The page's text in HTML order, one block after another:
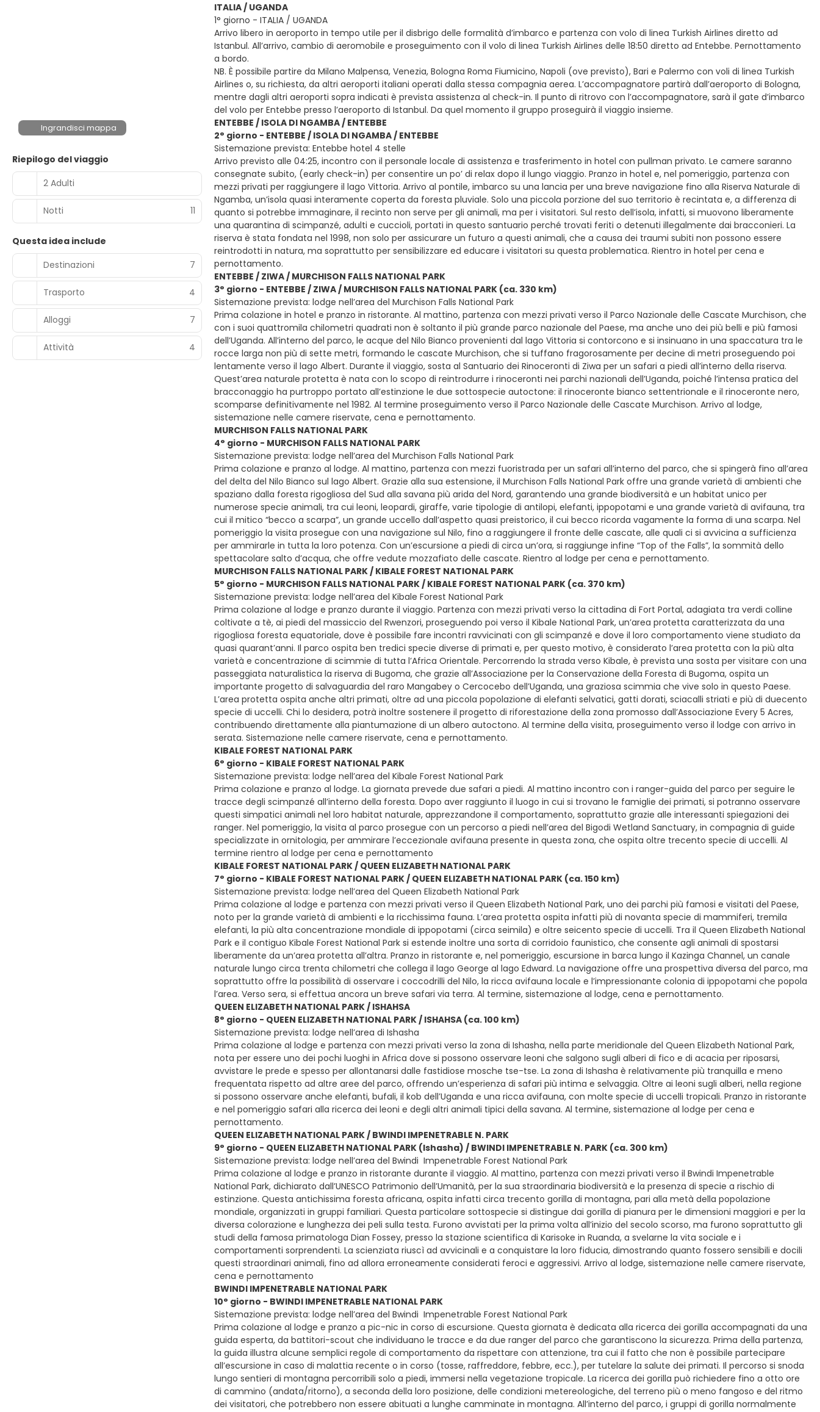
Ingrandisci mappa
Riepilogo del viaggio
2 Adulti
Notti 11
Questa idea include
Destinazioni
7
Trasporto 4
Alloggi 7
Attività 4
ITALIA / UGANDA
1° giorno - ITALIA / UGANDA
Arrivo libero in aeroporto in tempo utile per il disbrigo delle formalità d’imbarco e partenza con volo di linea Turkish Airlines diretto ad
Istanbul. All’arrivo, cambio di aeromobile e proseguimento con il volo di linea Turkish Airlines delle 18:50 diretto ad Entebbe. Pernottamento
a bordo.
NB. È possibile partire da Milano Malpensa, Venezia, Bologna Roma Fiumicino, Napoli (ove previsto), Bari e Palermo con voli di linea Turkish
Airlines o, su richiesta, da altri aeroporti italiani operati dalla stessa compagnia aerea. L’accompagnatore partirà dall’aeroporto di Bologna,
mentre dagli altri aeroporti sopra indicati è prevista assistenza al check-in. Il punto di ritrovo con l’accompagnatore, sarà il gate d’imbarco
del volo per Entebbe presso l’aeroporto di Istanbul. Da quel momento il gruppo proseguirà il viaggio insieme.
ENTEBBE / ISOLA DI NGAMBA / ENTEBBE
2° giorno - ENTEBBE / ISOLA DI NGAMBA / ENTEBBE
Sistemazione prevista: Entebbe hotel 4 stelle
Arrivo previsto alle 04:25, incontro con il personale locale di assistenza e trasferimento in hotel con pullman privato. Le camere saranno
consegnate subito, (early check-in) per consentire un po’ di relax dopo il lungo viaggio. Pranzo in hotel e, nel pomeriggio, partenza con
mezzi privati per raggiungere il lago Vittoria. Arrivo al pontile, imbarco su una lancia per una breve navigazione fino alla Riserva Naturale di
Ngamba, un’isola quasi interamente coperta da foresta pluviale. Solo una piccola porzione del suo territorio è recintata e, a differenza di
quanto si potrebbe immaginare, il recinto non serve per gli animali, ma per i visitatori. Sul resto dell’isola, infatti, si muovono liberamente
una quarantina di scimpanzé, adulti e cuccioli, portati in questo santuario perché trovati feriti o detenuti illegalmente dai bracconieri. La
riserva è stata fondata nel 1998, non solo per assicurare un futuro a questi animali, che a causa dei traumi subiti non possono essere
reintrodotti in natura, ma soprattutto per sensibilizzare ed educare i visitatori su questa problematica. Rientro in hotel per cena e
pernottamento.
ENTEBBE / ZIWA / MURCHISON FALLS NATIONAL PARK
3° giorno - ENTEBBE / ZIWA / MURCHISON FALLS NATIONAL PARK (ca. 330 km)
Sistemazione prevista: lodge nell’area del Murchison Falls National Park
Prima colazione in hotel e pranzo in ristorante. Al mattino, partenza con mezzi privati verso il Parco Nazionale delle Cascate Murchison, che
con i suoi quattromila chilometri quadrati non è soltanto il più grande parco nazionale del Paese, ma anche uno dei più belli e più famosi
dell’Uganda. All’interno del parco, le acque del Nilo Bianco provenienti dal lago Vittoria si contorcono e si insinuano in una spaccatura tra le
rocce larga non più di sette metri, formando le cascate Murchison, che si tuffano fragorosamente per decine di metri proseguendo poi
lentamente verso il lago Albert. Durante il viaggio, sosta al Santuario dei Rinoceronti di Ziwa per un safari a piedi all’interno della riserva.
Quest’area naturale protetta è nata con lo scopo di reintrodurre i rinoceronti nei parchi nazionali dell’Uganda, poiché l’intensa pratica del
bracconaggio ha purtroppo portato all’estinzione le due sottospecie autoctone: il rinoceronte bianco settentrionale e il rinoceronte nero,
scomparse definitivamente nel 1982. Al termine proseguimento verso il Parco Nazionale delle Cascate Murchison. Arrivo al lodge,
sistemazione nelle camere riservate, cena e pernottamento.
MURCHISON FALLS NATIONAL PARK
4° giorno - MURCHISON FALLS NATIONAL PARK
Sistemazione prevista: lodge nell’area del Murchison Falls National Park
Prima colazione e pranzo al lodge. Al mattino, partenza con mezzi fuoristrada per un safari all’interno del parco, che si spingerà fino all’area
del delta del Nilo Bianco sul lago Albert. Grazie alla sua estensione, il Murchison Falls National Park offre una grande varietà di ambienti che
spaziano dalla foresta rigogliosa del Sud alla savana più arida del Nord, garantendo una grande biodiversità e un habitat unico per
numerose specie animali, tra cui leoni, leopardi, giraffe, varie tipologie di antilopi, elefanti, ippopotami e una grande varietà di avifauna, tra
cui il mitico “becco a scarpa”, un grande uccello dall’aspetto quasi preistorico, il cui becco ricorda vagamente la forma di una scarpa. Nel
pomeriggio la visita prosegue con una navigazione sul Nilo, fino a raggiungere il fronte delle cascate, alle quali ci si avvicina a sufficienza
per ammirarle in tutta la loro potenza. Con un’escursione a piedi di circa un’ora, si raggiunge infine “Top of the Falls”, la sommità dello
spettacolare salto d’acqua, che offre vedute mozzafiato delle cascate. Rientro al lodge per cena e pernottamento.
MURCHISON FALLS NATIONAL PARK / KIBALE FOREST NATIONAL PARK
5° giorno - MURCHISON FALLS NATIONAL PARK / KIBALE FOREST NATIONAL PARK (ca. 370 km)
Sistemazione prevista: lodge nell’area del Kibale Forest National Park
Prima colazione al lodge e pranzo durante il viaggio. Partenza con mezzi privati verso la cittadina di Fort Portal, adagiata tra verdi colline
coltivate a tè, ai piedi del massiccio del Rwenzori, proseguendo poi verso il Kibale National Park, un’area protetta caratterizzata da una
rigogliosa foresta equatoriale, dove è possibile fare incontri ravvicinati con gli scimpanzé e dove il loro comportamento viene studiato da
quasi quarant’anni. Il parco ospita ben tredici specie diverse di primati e, per questo motivo, è considerato l’area protetta con la più alta
varietà e concentrazione di scimmie di tutta l’Africa Orientale. Percorrendo la strada verso Kibale, è prevista una sosta per visitare con una
passeggiata naturalistica la riserva di Bugoma, che grazie all’Associazione per la Conservazione della Foresta di Bugoma, ospita un
importante progetto di salvaguardia del raro Mangabey o Cercocebo dell’Uganda, una graziosa scimmia che vive solo in questo Paese.
L’area protetta ospita anche altri primati, oltre ad una piccola popolazione di elefanti selvatici, gatti dorati, sciacalli striati e più di duecento
specie di uccelli. Chi lo desidera, potrà inoltre sostenere il progetto di riforestazione della zona promosso dall’Associazione Every 5 Acres,
contribuendo direttamente alla piantumazione di un albero autoctono. Al termine della visita, proseguimento verso il lodge con arrivo in
serata. Sistemazione nelle camere riservate, cena e pernottamento.
KIBALE FOREST NATIONAL PARK
6° giorno - KIBALE FOREST NATIONAL PARK
Sistemazione prevista: lodge nell’area del Kibale Forest National Park
Prima colazione e pranzo al lodge. La giornata prevede due safari a piedi. Al mattino incontro con i ranger-guida del parco per seguire le
tracce degli scimpanzé all’interno della foresta. Dopo aver raggiunto il luogo in cui si trovano le famiglie dei primati, si potranno osservare
questi simpatici animali nel loro habitat naturale, apprezzandone il comportamento, soprattutto grazie alle interessanti spiegazioni dei
ranger. Nel pomeriggio, la visita al parco prosegue con un percorso a piedi nell’area del Bigodi Wetland Sanctuary, in compagnia di guide
specializzate in ornitologia, per ammirare l’eccezionale avifauna presente in questa zona, che ospita oltre trecento specie di uccelli. Al
termine rientro al lodge per cena e pernottamento
KIBALE FOREST NATIONAL PARK / QUEEN ELIZABETH NATIONAL PARK
7° giorno - KIBALE FOREST NATIONAL PARK / QUEEN ELIZABETH NATIONAL PARK (ca. 150 km)
Sistemazione prevista: lodge nell’area del Queen Elizabeth National Park
Prima colazione al lodge e partenza con mezzi privati verso il Queen Elizabeth National Park, uno dei parchi più famosi e visitati del Paese,
noto per la grande varietà di ambienti e la ricchissima fauna. L’area protetta ospita infatti più di novanta specie di mammiferi, tremila
elefanti, la più alta concentrazione mondiale di ippopotami (circa seimila) e oltre seicento specie di uccelli. Tra il Queen Elizabeth National
Park e il contiguo Kibale Forest National Park si estende inoltre una sorta di corridoio faunistico, che consente agli animali di spostarsi
liberamente da un’area protetta all’altra. Pranzo in ristorante e, nel pomeriggio, escursione in barca lungo il Kazinga Channel, un canale
naturale lungo circa trenta chilometri che collega il lago George al lago Edward. La navigazione offre una prospettiva diversa del parco, ma
soprattutto offre la possibilità di osservare i coccodrilli del Nilo, la ricca avifauna locale e l’impressionante colonia di ippopotami che popola
l’area. Verso sera, si effettua ancora un breve safari via terra. Al termine, sistemazione al lodge, cena e pernottamento.
QUEEN ELIZABETH NATIONAL PARK / ISHAHSA
8° giorno - QUEEN ELIZABETH NATIONAL PARK / ISHAHSA (ca. 100 km)
Sistemazione prevista: lodge nell’area di Ishasha
Prima colazione al lodge e partenza con mezzi privati verso la zona di Ishasha, nella parte meridionale del Queen Elizabeth National Park,
nota per essere uno dei pochi luoghi in Africa dove si possono osservare leoni che salgono sugli alberi di fico e di acacia per riposarsi,
avvistare le prede e spesso per allontanarsi dalle fastidiose mosche tse-tse. La zona di Ishasha è relativamente più tranquilla e meno
frequentata rispetto ad altre aree del parco, offrendo un’esperienza di safari più intima e selvaggia. Oltre ai leoni sugli alberi, nella regione
si possono osservare anche elefanti, bufali, il kob dell’Uganda e una ricca avifauna, con molte specie di uccelli tropicali. Pranzo in ristorante
e nel pomeriggio safari alla ricerca dei leoni e degli altri animali tipici della savana. Al termine, sistemazione al lodge per cena e
pernottamento.
QUEEN ELIZABETH NATIONAL PARK / BWINDI IMPENETRABLE N. PARK
9° giorno - QUEEN ELIZABETH NATIONAL PARK (Ishasha) / BWINDI IMPENETRABLE N. PARK (ca. 300 km)
Sistemazione prevista: lodge nell’area del Bwindi Impenetrable Forest National Park
Prima colazione al lodge e pranzo in ristorante durante il viaggio. Al mattino, partenza con mezzi privati verso il Bwindi Impenetrable
National Park, dichiarato dall’UNESCO Patrimonio dell’Umanità, per la sua straordinaria biodiversità e la presenza di specie a rischio di
estinzione. Questa antichissima foresta africana, ospita infatti circa trecento gorilla di montagna, pari alla metà della popolazione
mondiale, organizzati in gruppi familiari. Questa particolare sottospecie si distingue dai gorilla di pianura per le dimensioni maggiori e per la
diversa colorazione e lunghezza dei peli sulla testa. Furono avvistati per la prima volta all’inizio del secolo scorso, ma furono soprattutto gli
studi della famosa primatologa Dian Fossey, presso la stazione scientifica di Karisoke in Ruanda, a svelarne la vita sociale e i
comportamenti sorprendenti. La scienziata riuscì ad avvicinali e a conquistare la loro fiducia, dimostrando quanto fossero sensibili e docili
questi straordinari animali, fino ad allora erroneamente considerati feroci e aggressivi. Arrivo al lodge, sistemazione nelle camere riservate,
cena e pernottamento
BWINDI IMPENETRABLE NATIONAL PARK
10° giorno - BWINDI IMPENETRABLE NATIONAL PARK
Sistemazione prevista: lodge nell’area del Bwindi Impenetrable Forest National Park
Prima colazione al lodge e pranzo a pic-nic in corso di escursione. Questa giornata è dedicata alla ricerca dei gorilla accompagnati da una
guida esperta, da battitori-scout che individuano le tracce e da due ranger del parco che garantiscono la sicurezza. Prima della partenza,
la guida illustra alcune semplici regole di comportamento da rispettare con attenzione, tra cui il fatto che non è possibile partecipare
all’escursione in caso di malattia recente o in corso (tosse, raffreddore, febbre, ecc.), per tutelare la salute dei primati. Il percorso si snoda
lungo sentieri di montagna percorribili solo a piedi, immersi nella vegetazione tropicale. La ricerca dei gorilla può richiedere fino a otto ore
di cammino (andata/ritorno), a seconda della loro posizione, delle condizioni metereologiche, del terreno più o meno fangoso e del ritmo
dei visitatori, che potrebbero non essere abituati a lunghe camminate in montagna. All’interno del parco, i gruppi di gorilla normalmente